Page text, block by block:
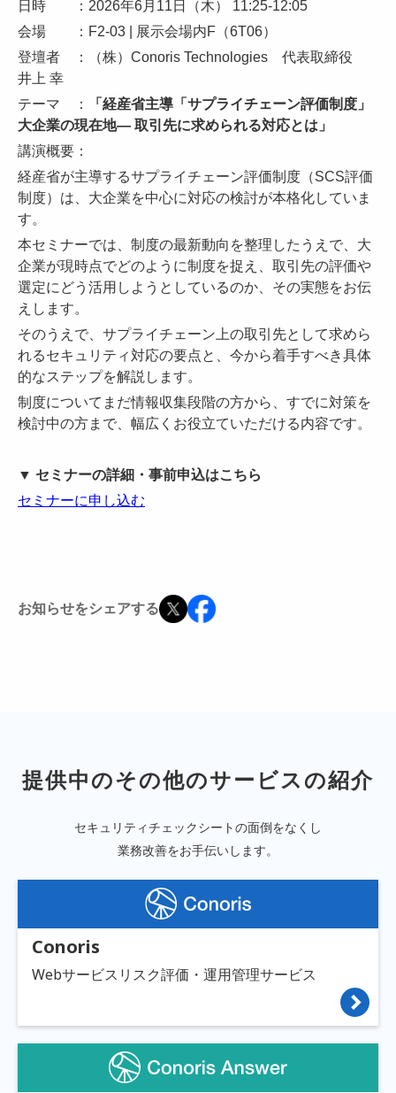
日時 ：2026年6月11日（木）
11:25-12:05
会場 ：F2-03 | 展示会場内F（6T06）
登壇者 ：（株）Conoris Technologies 代表取締役
井上 幸
テーマ ：
「経産省主導「サプライチェーン評価制度」
大企業の現在地― 取引先に求められる対応とは」
講演概要：
経産省が主導するサプライチェーン評価制度（SCS評価
制度）は、大企業を中心に対応の検討が本格化していま
す。
本セミナーでは、制度の最新動向を整理したうえで、大
企業が現時点でどのように制度を捉え、取引先の評価や
選定にどう活用しようとしているのか、その実態をお伝
えします。
そのうえで、サプライチェーン上の取引先として求めら
れるセキュリティ対応の要点と、今から着手すべき具体
的なステップを解説します。
制度についてまだ情報収集段階の方から、すでに対策を
検討中の方まで、幅広くお役立ていただける内容です。
▼ セミナーの詳細・事前申込はこちら
セミナーに申し込む
お知らせをシェアする
提供中のその他のサービスの紹介
セキュリティチェックシートの面倒をなくし
業務改善をお手伝いします。
Conoris
Webサービスリスク評価・運用管理サービス